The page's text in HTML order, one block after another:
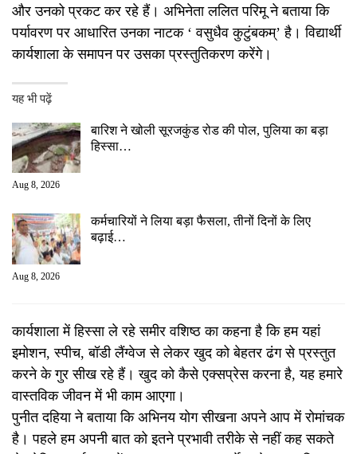
और उनको प्रकट कर रहे हैं। अभिनेता ललित परिमू ने बताया कि
पर्यावरण पर आधारित उनका नाटक ‘ वसुधैव कुटुंबकम्’ है। विद्यार्थी
कार्यशाला के समापन पर उसका प्रस्तुतिकरण करेंगे।
यह भी पढ़ें
बारिश ने खोली सूरजकुंड रोड की पोल, पुलिया का बड़ा
हिस्सा…
Aug 8, 2026
कर्मचारियों ने लिया बड़ा फैसला, तीनों दिनों के लिए
बढ़ाई…
Aug 8, 2026
कार्यशाला में हिस्सा ले रहे समीर वशिष्ठ का कहना है कि हम यहां
इमोशन, स्पीच, बॉडी लैंग्वेज से लेकर खुद को बेहतर ढंग से प्रस्तुत
करने के गुर सीख रहे हैं। खुद को कैसे एक्सप्रेस करना है, यह हमारे
वास्तविक जीवन में भी काम आएगा।
पुनीत दहिया ने बताया कि अभिनय योग सीखना अपने आप में रोमांचक
है। पहले हम अपनी बात को इतने प्रभावी तरीके से नहीं कह सकते